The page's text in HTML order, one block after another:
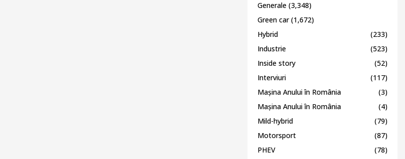
Generale (3,348)
Green car(1,672)
Hybrid
(233)
Industrie
(523)
Inside story
(52)
Interviuri
(117)
Mașina Anului în România
(3)
Mașina Anului în România
(4)
Mild-hybrid
(79)
Motorsport
(87)
PHEV
(78)